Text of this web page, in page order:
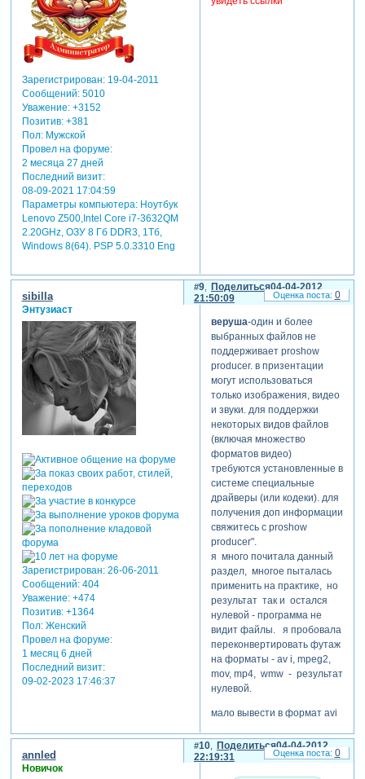
Зарегистрирован: 19-04-2011
Сообщений:5010
Уважение: +3152
Позитив: +381
Пол:Мужской
Провел на форуме:
2 месяца 27 дней
Последний визит:
08-09-2021 17:04:59
Параметры компьютера:Ноутбук
Lenovo Z500,Intel Core i7-3632QM
2.20GHz, ОЗУ 8 Гб DDR3, 1Тб,
Windows 8(64). PSP 5.0.3310 Eng
Поделиться
9
04-04-2012
21:50:09
sibilla
Энтузиаст
Зарегистрирован: 26-06-2011
Сообщений:404
Уважение: +474
Позитив: +1364
Пол:Женский
Провел на форуме:
1 месяц 6 дней
Последний визит:
09-02-2023 17:46:37
веруша-один и более
выбранных файлов не
поддерживает proshow
producer. в призентации
могут использоваться
только изображения, видео
и звуки. для поддержки
некоторых видов файлов
(включая множество
форматов видео)
требуются установленные в
системе специальные
драйверы (или кодеки). для
получения доп информации
свяжитесь с proshow
producer".
я много почитала данный
раздел, многое пыталась
применить на практике, но
результат так и остался
нулевой - программа не
видит файлы. я пробовала
переконвертировать футаж
на форматы - av i, mpeg2,
mov, mp4, wmw - результат
нулевой.
мало вывести в формат avi
кодек. переконвертируй в
формат avi /xvid. тогда всё
0
Поделиться
10
04-04-2012
22:19:31
annled
Новичок
0